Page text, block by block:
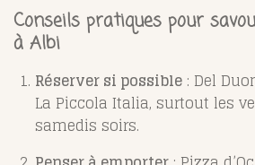
Conseils pratiques pour
à Albi
Réserver si possible : Del
La Piccola Italia, surtout les
samedis soirs.